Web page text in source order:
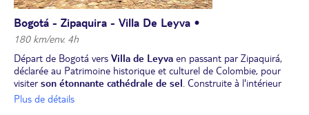
Bogotá - Zipaquira - Villa De Leyva •
180 km/env. 4h
Départ de Bogotá vers Villa de Leyva en passant par Zipaquirá,
déclarée au Patrimoine historique et culturel de Colombie, pour
visiterson étonnante cathédrale de sel . Construite à l'intérieur
d'une mine de sel, cette œuvre architecturale majeure est un
Plus de détails